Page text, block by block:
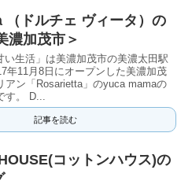
（ドルチェ ヴィータ）の
濃加茂市＞
い生活」は美濃加茂市の美濃太田駅
年11月8日にオープンした美濃加茂
アン「Rosarietta」のyuca mamaの
す。 D...
記事を読む
コットンハウス)の